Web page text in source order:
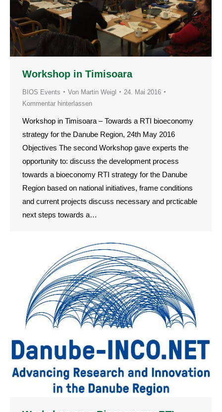
Workshop in Timisoara
BIOS Events Von Martin Weigl
24. Mai 2016
Kommentar hinterlassen
Workshop in Timisoara – Towards a RTI bioeconomy
strategy for the Danube Region, 24th May 2016
Objectives The second Workshop gave experts the
opportunity to: discuss the development process
towards a bioeconomy RTI strategy for the Danube
Region based on national initiatives, frame conditions
and current projects discuss necessary and prcticable
next steps towards a…